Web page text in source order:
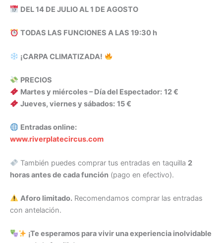
DEL 14 DE JULIO AL 1 DE AGOSTO
TODAS LAS FUNCIONES A LAS 19:30 h
¡CARPA CLIMATIZADA!
PRECIOS
Martes y miércoles – Día del Espectador: 12 €
Jueves, viernes y sábados: 15 €
Entradas online:
www.riverplatecircus.com
También puedes comprar tus entradas en taquilla 2
horas antes de cada función (pago en efectivo).
Aforo limitado.Recomendamos comprar las entradas
con antelación.
¡Te esperamos para vivir una experiencia inolvidable